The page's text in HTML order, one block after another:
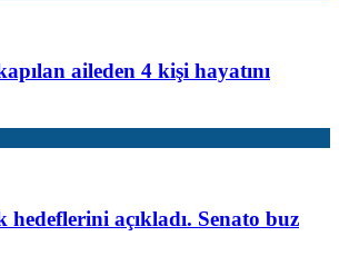
aileden 4 kişi hayatını
hedeflerini açıkladı. Senato buz